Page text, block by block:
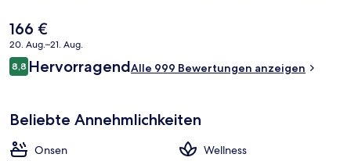
Executive-Zweibettzimmer,
den Allgemeinzustand.
Der
aktuelle
Preis
beträgt
166 €
20. Aug.–21. Aug.
Bewertungen
8,88,8 von 10.
HervorragendAlle 999 Bewertungen anzeigen
Beliebte Annehmlichkeiten
Onsen
Wellness